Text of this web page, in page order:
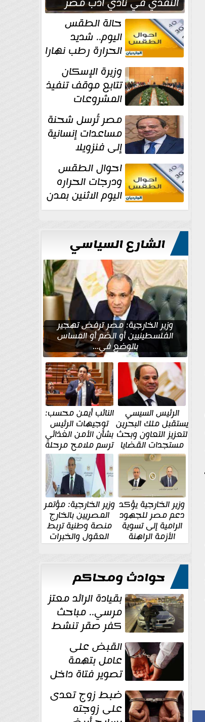
الجديدة حالة الطقس
اليوم.. شديد
الحرارة رطب نهارا
مائل للحرارة رطب
ليلا.. و... وزيرة الإسكان
تتابع موقف تنفيذ
المشروعات
والخطة
الاستثمارية للجهاز المركزي
للتعمير
مصر تُرسل شحنة
مساعدات إنسانية
إلى فنزويلا
احوال الطقس
ودرجات الحراره
اليوم الاثنين بمدن
مصر...المحسوسة
الشارع السياسي
وزير الخارجية: مصر ترفض تهجير
الفلسطينيين أو الضم أو المساس
بالوضع في...
الرئيس السيسي
يستقبل ملك البحرين
لتعزيز التعاون وبحث
مستجدات القضايا
الإقليمية والدولية
النائب أيمن محسب:
توجيهات الرئيس
بشأن الأمن الغذائي
ترسم ملامح مرحلة
جديدة
وزير الخارجية يؤكد
دعم مصر للجهود
الرامية إلى تسوية
الأزمة الراهنة
وزير الخارجية: مؤتمر
المصريين بالخارج
منصة وطنية تربط
العقول والخبرات
المصرية بالدولة
حوادث ومحاكم
بقيادة الرائد معتز
مرسي.. مباحث
كفر صقر تنشط
بقوة وتوجه
ضربات أمنية... القبض على
عامل بتهمة
تصوير فتاة داخل
غرفة تغيير
الملابس بمحل في...ضبط زوج تعدى
على زوجته